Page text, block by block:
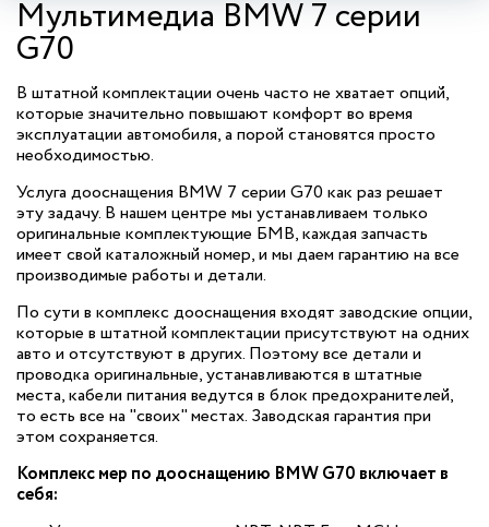
Мультимедиа BMW 7 серии
G70
В штатной комплектации очень часто не хватает опций,
которые значительно повышают комфорт во время
эксплуатации автомобиля, а порой становятся просто
необходимостью.
Услуга дооснащения BMW 7 серии G70 как раз решает
эту задачу. В нашем центре мы устанавливаем только
оригинальные комплектующие БМВ, каждая запчасть
имеет свой каталожный номер, и мы даем гарантию на все
производимые работы и детали.
По сути в комплекс дооснащения входят заводские опции,
которые в штатной комплектации присутствуют на одних
авто и отсутствуют в других. Поэтому все детали и
проводка оригинальные, устанавливаются в штатные
места, кабели питания ведутся в блок предохранителей,
то есть все на "своих" местах. Заводская гарантия при
этом сохраняется.
Комплекс мер по дооснащению BMW G70 включает в
себя: